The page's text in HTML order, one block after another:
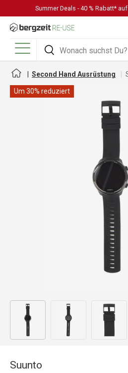
DIREKT ZUM INHALT
Summer Deals - 40 % Rabatt* auf
Suchen
Suchen
Menü
Second Hand Ausrüstung
Um 30% reduziert
Bild 1 in Galerieansicht laden
Suunto